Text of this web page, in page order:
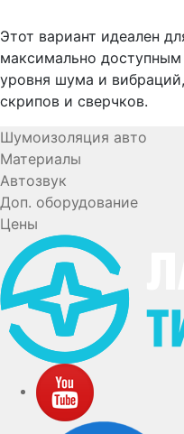
Этот вариант идеален
максимально
уровня шума и
скрипов и сверчков.
Шумоизоляция авто
Материалы
Автозвук
Доп. оборудование
Цены